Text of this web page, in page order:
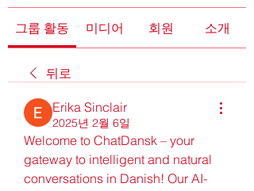
그룹 활동 미디어 회원 소개
뒤로
Erika Sinclair
2025년 2월 6일
Welcome to ChatDansk – your
gateway to intelligent and natural
conversations in Danish! Our AI-